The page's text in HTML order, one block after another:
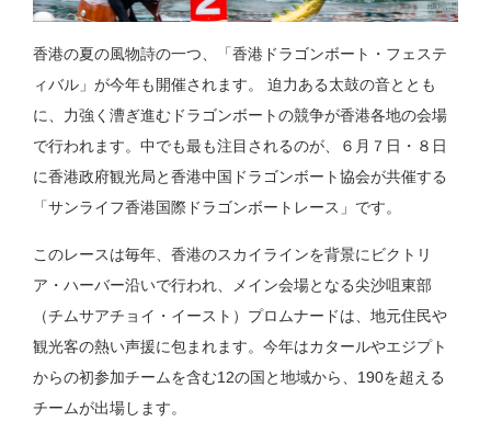
香港の夏の風物詩の一つ、「香港ドラゴンボート・フェステ
ィバル」が今年も開催されます。 迫力ある太鼓の音ととも
に、力強く漕ぎ進むドラゴンボートの競争が香港各地の会場
で行われます。中でも最も注目されるのが、６月７日・８日
に香港政府観光局と香港中国ドラゴンボート協会が共催する
「サンライフ香港国際ドラゴンボートレース」です。
このレースは毎年、香港のスカイラインを背景にビクトリ
ア・ハーバー沿いで行われ、メイン会場となる尖沙咀東部
（チムサアチョイ・イースト）プロムナードは、地元住民や
観光客の熱い声援に包まれます。今年はカタールやエジプト
からの初参加チームを含む12の国と地域から、190を超える
チームが出場します。